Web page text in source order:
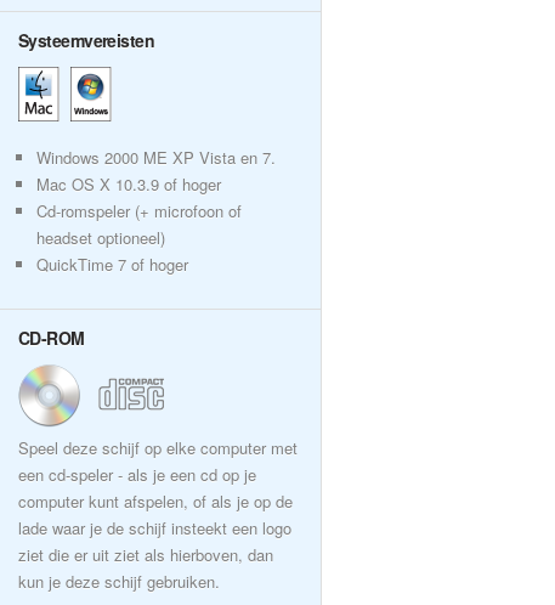
Systeemvereisten
Windows 2000 ME XP Vista en 7.
Mac OS X 10.3.9 of hoger
Cd-romspeler (+ microfoon of
headset optioneel)
QuickTime 7 of hoger
CD-ROM
Speel deze schijf op elke computer met
een cd-speler - als je een cd op je
computer kunt afspelen, of als je op de
lade waar je de schijf insteekt een logo
ziet die er uit ziet als hierboven, dan
kun je deze schijf gebruiken.